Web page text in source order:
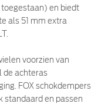
en biedt
als 51 mm extra
voorzien van
de achteras
FOX schokdempers
standaard en passen